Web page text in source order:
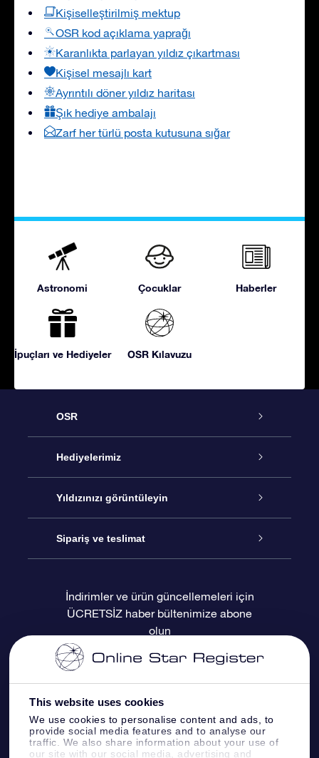
This website uses cookies
We use cookies to personalise content and ads, to
provide social media features and to analyse our
traffic. We also share information about your use of
our site with our social media, advertising and
Kişiselleştirilmiş mektup
OSR kod açıklama yaprağı
Karanlıkta parlayan yıldız çıkartması
Kişisel mesajlı kart
Ayrıntılı döner yıldız haritası
Şık hediye ambalajı
Zarf her türlü posta kutusuna sığar
Astronomi Çocuklar Haberler
İpuçları ve Hediyeler OSR Kılavuzu
OSR
Hizmet
İletişim
Blogu
Değerlendirmeler
Hediyelerimiz
Çevrimiçi Yıldız Hediyesi
OSR Hediye Paketi
OSR Hediye Kartı
Kurumsal hediyeler
Yıldızınızı görüntüleyin
Star Register
Kişiselleştirilmiş Yıldız Sayfası
Bir Milyon Yıldız
OSR Starsaver
Fly me to the stars VR sanal gerçeklik
uygulaması
Sipariş ve teslimat
Ödeme bilgileri
Sevkiyat bilgileri
İade Politikası
Takımyıldızı
İndirimler ve ürün güncellemeleri için
ÜCRETSİZ haber bültenimize abone
olun